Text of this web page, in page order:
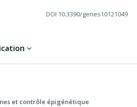
DOI 10.3390/genes10121049
et contrôle épigénétique